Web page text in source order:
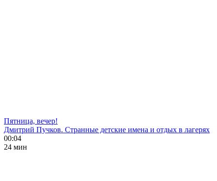
Пятница, вечер!
Дмитрий Пучков. Странные детские имена и отдых в лагерях
00:04
24 мин